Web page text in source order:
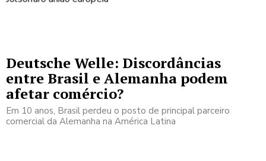
Deutsche Welle: Discordâncias
entre Brasil e Alemanha podem
afetar comércio?
Em 10 anos, Brasil perdeu o posto de principal parceiro
comercial da Alemanha na América Latina